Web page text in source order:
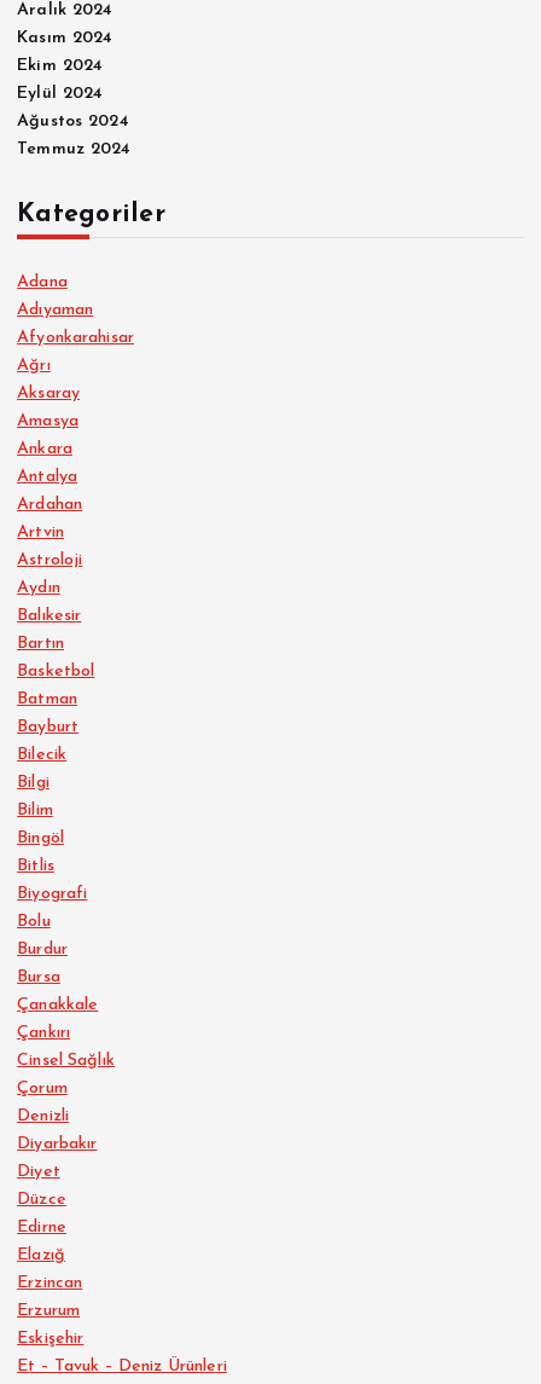
Aralık 2024
Kasım 2024
Ekim 2024
Eylül 2024
Ağustos 2024
Temmuz 2024
Kategoriler
Adana
Adıyaman
Afyonkarahisar
Ağrı
Aksaray
Amasya
Ankara
Antalya
Ardahan
Artvin
Astroloji
Aydın
Balıkesir
Bartın
Basketbol
Batman
Bayburt
Bilecik
Bilgi
Bilim
Bingöl
Bitlis
Biyografi
Bolu
Burdur
Bursa
Çanakkale
Çankırı
Cinsel Sağlık
Çorum
Denizli
Diyarbakır
Diyet
Düzce
Edirne
Elazığ
Erzincan
Erzurum
Eskişehir
Et – Tavuk – Deniz Ürünleri